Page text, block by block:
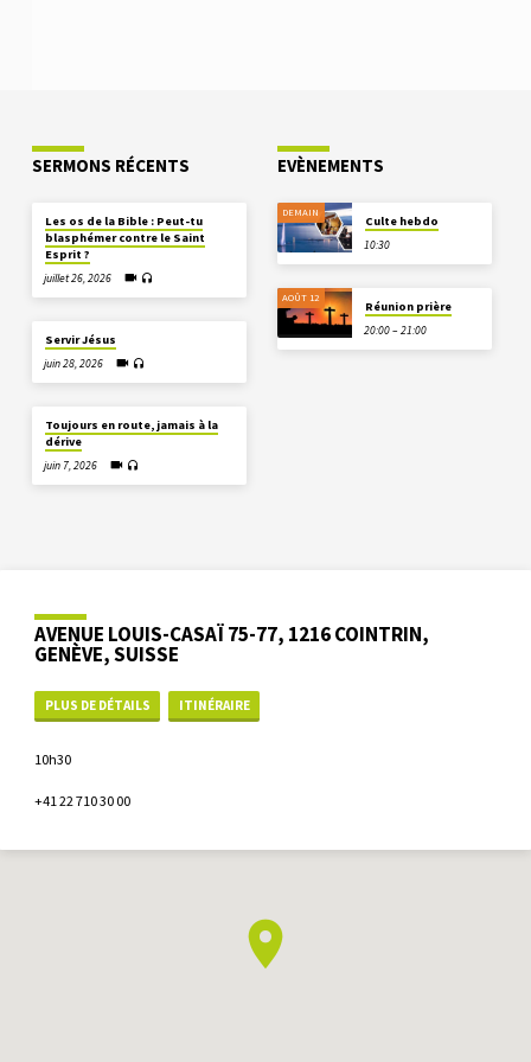
SERMONS RÉCENTS
Les os de la Bible : Peut-tu
blasphémer contre le Saint
Esprit ?
juillet 26, 2026
Servir Jésus
juin 28, 2026
Toujours en route, jamais à la
dérive
juin 7, 2026
EVÈNEMENTS
DEMAIN
Culte hebdo
10:30
AOÛT 12
Réunion prière
20:00 – 21:00
AVENUE LOUIS-CASAÏ 75-77, 1216 COINTRIN,
GENÈVE, SUISSE
PLUS DE DÉTAILS ITINÉRAIRE
10h30
+41 22 710 30 00